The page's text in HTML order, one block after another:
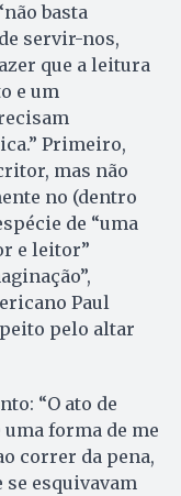
basta
servir-nos,
que a leitura
e um
Primeiro,
mas não
no (dentro
de “uma
e leitor”
Paul
pelo altar
“O ato de
forma de me
correr da pena,
esquivavam